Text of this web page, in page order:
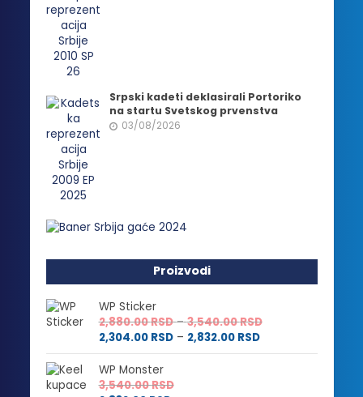
Srpski kadeti deklasirali Portoriko
na startu Svetskog prvenstva
03/08/2026
Proizvodi
WP Sticker
2,880.00RSD – 3,540.00RSDRaspon
od
2,304.00 RSD – 2,832.00 RSDRaspon
cena:
WP Monster
3,540.00RSD